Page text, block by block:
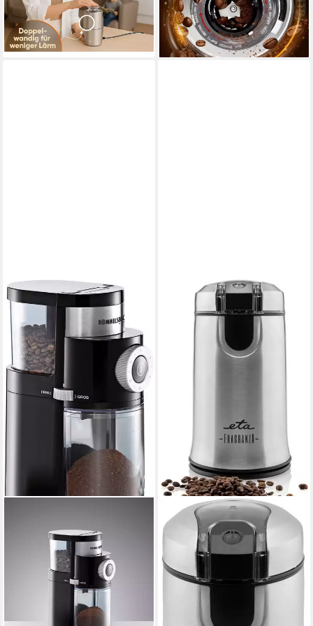
Bohnenbehälter, Geeignet für
Espresso, mit Präzisem Digital
Display, Edelstahl
69,99 € UVP99,99 €
-30%
lieferbar - in 2-3 Werktagen bei dir